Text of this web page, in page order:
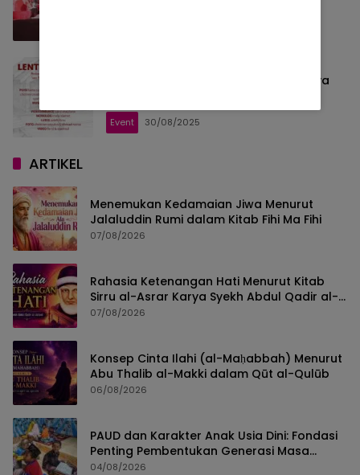
Apung Timbulsloko, Suarakan Budaya
Event 30/08/2025
ARTIKEL
Menemukan Kedamaian Jiwa Menurut
Jalaluddin Rumi dalam Kitab Fihi Ma Fihi
07/08/2026
Rahasia Ketenangan Hati Menurut Kitab
Sirru al-Asrar Karya Syekh Abdul Qadir al-
Jailani
07/08/2026
Konsep Cinta Ilahi (al-Maḥabbah) Menurut
Abu Thalib al-Makki dalam Qūt al-Qulūb
06/08/2026
PAUD dan Karakter Anak Usia Dini: Fondasi
Penting Pembentukan Generasi Masa
Depan
04/08/2026